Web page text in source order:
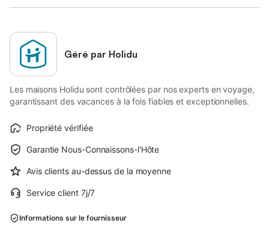
Géré par Holidu
Les maisons Holidu sont contrôlées par nos experts en voyage,
garantissant des vacances à la fois fiables et exceptionnelles.
Propriété vérifiée
Garantie Nous-Connaissons-l'Hôte
Avis clients au-dessus de la moyenne
Service client 7j/7
Informations sur le fournisseur